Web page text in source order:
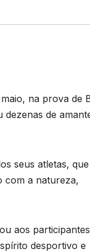
na prova de
dezenas de
seus atletas, que
com a natureza,
aos participantes
desportivo e